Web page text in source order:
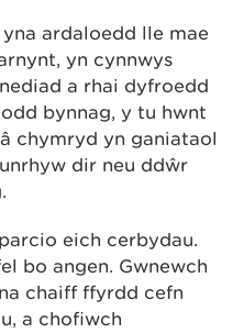
ardaloedd lle mae
yn cynnwys
a rhai dyfroedd
bynnag, y tu hwnt
chymryd yn ganiataol
dir neu ddŵr
eich cerbydau.
bo angen. Gwnewch
chaiff ffyrdd cefn
a chofiwch